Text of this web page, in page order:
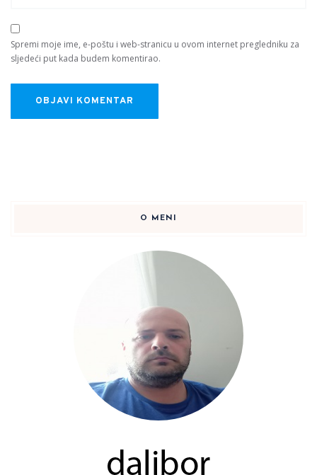
Spremi moje ime, e-poštu i web-stranicu u ovom internet pregledniku za
sljedeći put kada budem komentirao.
O MENI